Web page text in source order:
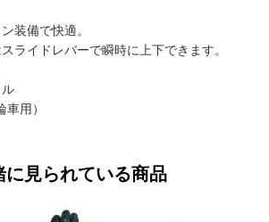
装備で快適。
ライドレバーで瞬時に上下できます。
用）
に見られている商品